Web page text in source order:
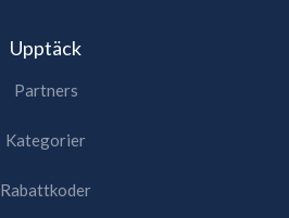
Upptäck
Partners
Kategorier
Rabattkoder